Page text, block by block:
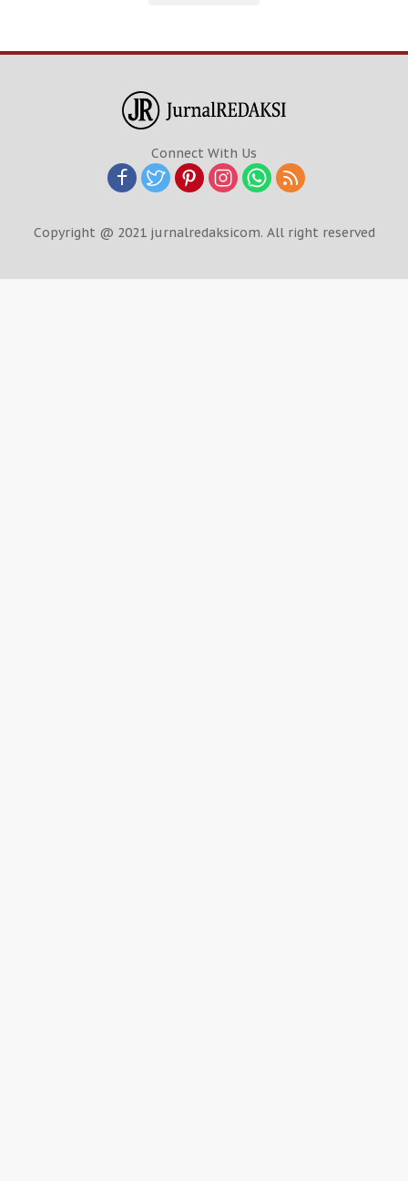
Connect With Us
Copyright @ 2021 jurnalredaksicom. All right reserved